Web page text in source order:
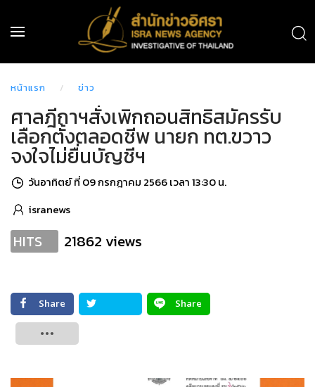
หน้าแรก ข่าว
ศาลฎีกาฯสั่งเพิกถอนสิทธิสมัครรับ
เลือกตั้งตลอดชีพ นายก ทต.ขวาว
จงใจไม่ยื่นบัญชีฯ
วันอาทิตย์ ที่ 09 กรกฎาคม 2566 เวลา 13:30 น.
isranews
HITS 21862 views
Share
Share